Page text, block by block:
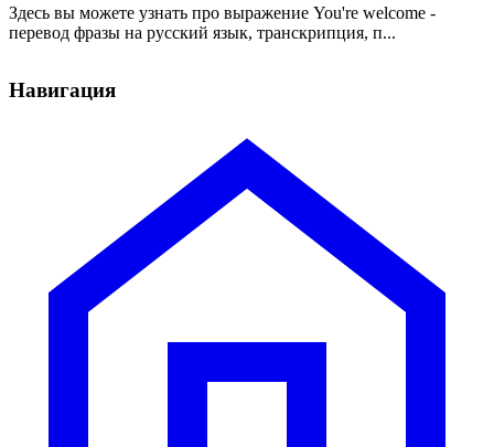
Здесь вы можете узнать про выражение You're welcome -
перевод фразы на русский язык, транскрипция, п...
Навигация